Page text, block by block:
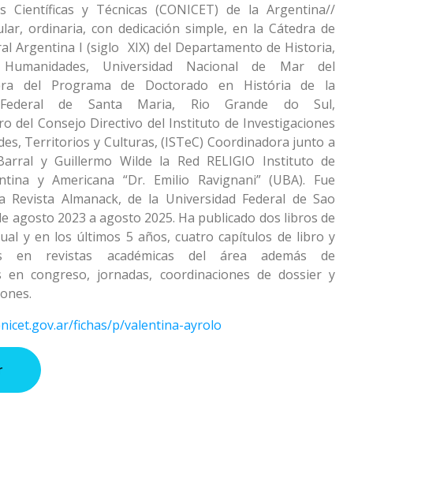
Científicas y Técnicas (CONICET) de la Argentina//
ordinaria, con dedicación simple, en la Cátedra de
Argentina I (siglo XIX) del Departamento de Historia,
Universidad Nacional de Mar del
del Programa de Doctorado en História de la
Federal de Santa Maria, Rio Grande do Sul,
del Consejo Directivo del Instituto de Investigaciones
Territorios y Culturas, (ISTeC) Coordinadora junto a
y Guillermo Wilde la Red RELIGIO Instituto de
y Americana “Dr. Emilio Ravignani” (UBA). Fue
Revista Almanack, de la Universidad Federal de Sao
agosto 2023 a agosto 2025. Ha publicado dos libros de
y en los últimos 5 años, cuatro capítulos de libro y
en revistas académicas del área además de
en congreso, jornadas, coordinaciones de dossier y
fichas/p/valentina-ayrolo